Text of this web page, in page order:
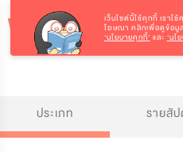
ประเภท รายสั
เว็บไซต์นี้ใช้คุกกี้ เราใ
โฆษณา คลิกเพื่อดูข้อมู
‘นโยบายคุกกี้’ และ ‘นโ